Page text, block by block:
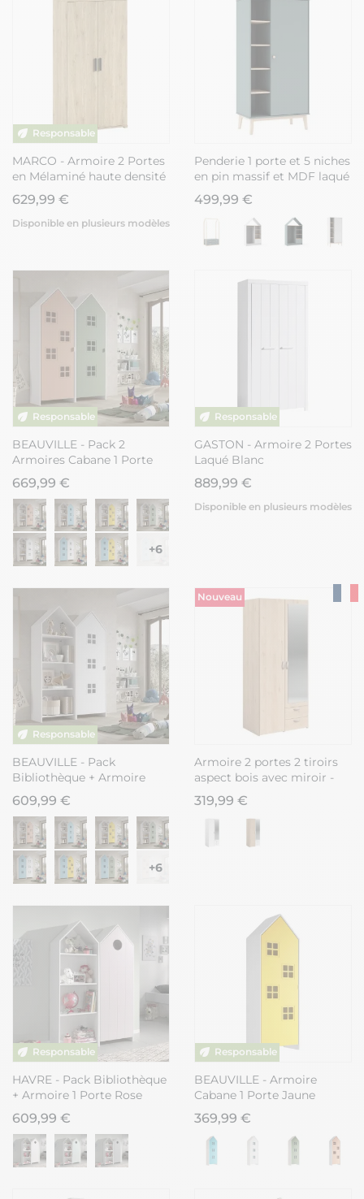
MARCO - Armoire 2 Portes
en Mélaminé haute densité
Aspect Chêne clair
629,99 €
Disponible en plusieurs modèles
Penderie 1 porte et 5 niches
en pin massif et MDF laqué
vert kaki et naturel - KAINA
499,99 €
BEAUVILLE - Pack 2
Armoires Cabane 1 Porte
Rose et Verte
669,99 €
+6
GASTON - Armoire 2 Portes
Laqué Blanc
889,99 €
Disponible en plusieurs modèles
BEAUVILLE - Pack
Bibliothèque + Armoire
Cabane 1 Porte Blanche
609,99 €
+6
Nouveau
Armoire 2 portes 2 tiroirs
aspect bois avec miroir -
AMAEL
319,99 €
HAVRE - Pack Bibliothèque
+ Armoire 1 Porte Rose
609,99 €
BEAUVILLE - Armoire
Cabane 1 Porte Jaune
Détail Fenêtres
369,99 €